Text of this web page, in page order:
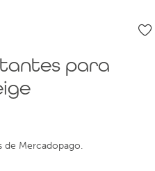
para
de Mercadopago.